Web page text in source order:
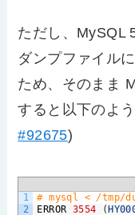
ただし、MySQL
ダンプファイル
ため、そのまま
すると以下のよ
#92675)
1
2
# mysql < /tmp/
ERROR 3554 (